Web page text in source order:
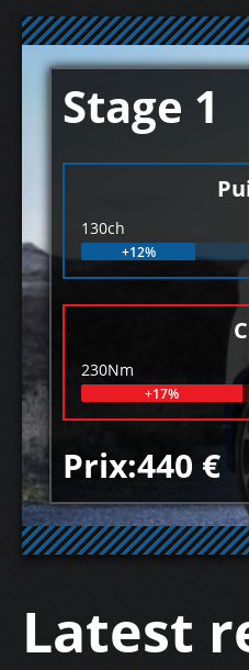
Stage 1
130ch
+12%
230Nm
+17%
Prix:440 €
Latest